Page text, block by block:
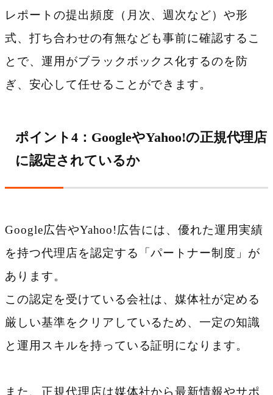
レポートの提出頻度（月次、週次など）や形
式、打ち合わせの有無なども事前に確認するこ
とで、運用がブラックボックス化するのを防
ぎ、安心して任せることができます。
ポイント4：GoogleやYahoo!の正規代理店
に認定されているか
Google広告やYahoo!広告には、優れた運用実績
を持つ代理店を認定する「パートナー制度」が
あります。
この認定を受けている会社は、媒体社が定める
厳しい基準をクリアしているため、一定の知識
と運用スキルを持っている証明になります。
また、正規代理店は媒体社から最新情報やサポ